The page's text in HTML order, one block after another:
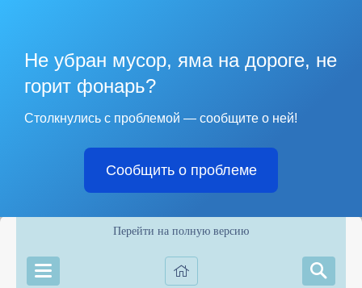
Не убран мусор, яма на дороге, не
горит фонарь?
Столкнулись с проблемой — сообщите о ней!
Сообщить о проблеме
Перейти на полную версию